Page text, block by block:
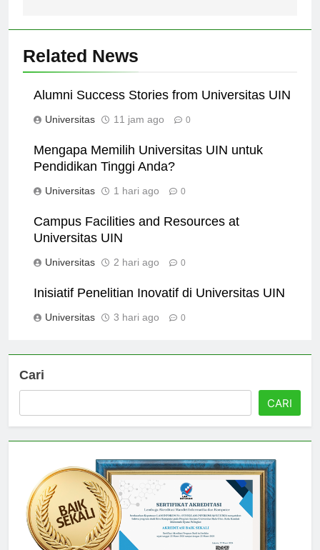
Related News
Alumni Success Stories from Universitas UIN
Universitas 11 jam ago 0
Mengapa Memilih Universitas UIN untuk
Pendidikan Tinggi Anda?
Universitas 1 hari ago 0
Campus Facilities and Resources at
Universitas UIN
Universitas 2 hari ago 0
Inisiatif Penelitian Inovatif di Universitas UIN
Universitas 3 hari ago 0
Cari
CARI